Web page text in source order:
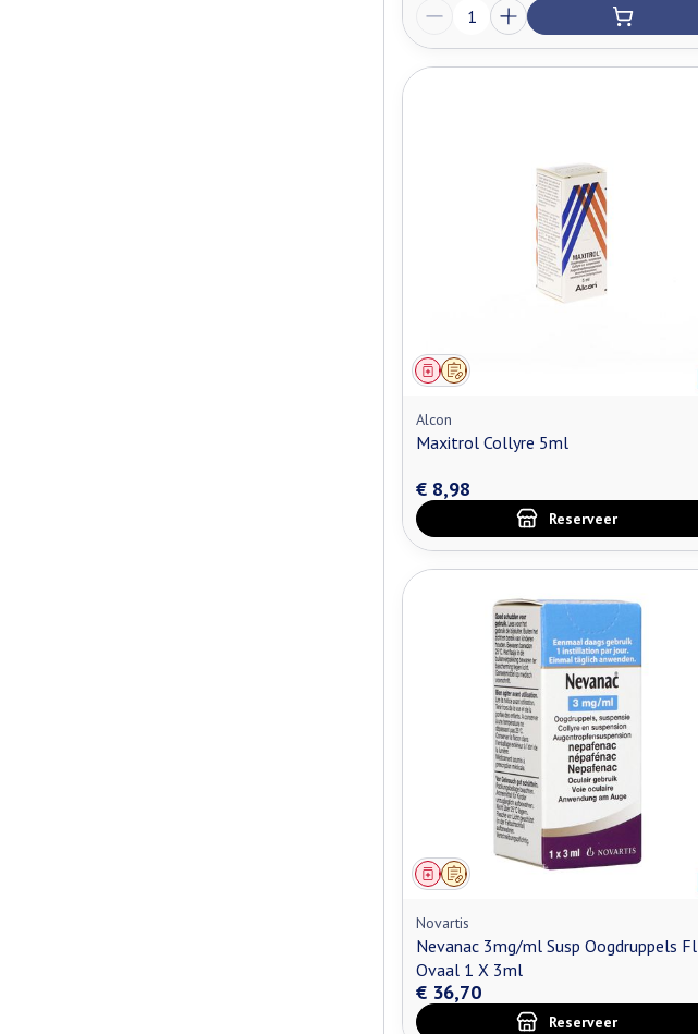
Op voorschrift
Geneesmiddel
Alcon
Maxitrol Collyre 5ml
€ 8,98
Reserveer
Op voorschrift
Geneesmiddel
Novartis
Nevanac 3mg/ml Susp Oogdruppels Fl
Ovaal 1 X 3ml
€ 36,70
Reserveer